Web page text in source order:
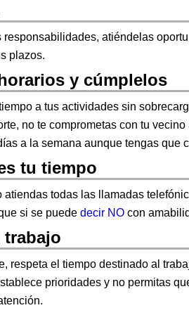
atiéndelas
plazos.
y cúmplelos
a tus actividades sin
no te comprometas con tu
a la semana aunque tengas que
tu tiempo
atiendas todas las llamadas
si se puede decir NO con
trabajo
respeta el tiempo destinado al
prioridades y no permitas